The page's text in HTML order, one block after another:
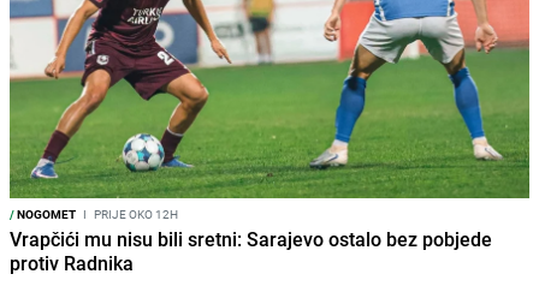
/NOGOMET I PRIJE OKO 12H
Vrapčići mu nisu bili sretni: Sarajevo ostalo bez pobjede
protiv Radnika